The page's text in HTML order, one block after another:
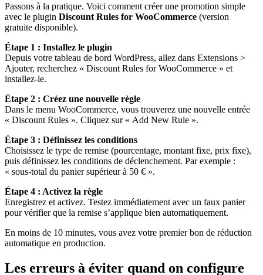
Passons à la pratique. Voici comment créer une promotion simple
avec le plugin Discount Rules for WooCommerce (version
gratuite disponible).
Étape 1 : Installez le plugin
Depuis votre tableau de bord WordPress, allez dans Extensions >
Ajouter, recherchez « Discount Rules for WooCommerce » et
installez-le.
Étape 2 : Créez une nouvelle règle
Dans le menu WooCommerce, vous trouverez une nouvelle entrée
« Discount Rules ». Cliquez sur « Add New Rule ».
Étape 3 : Définissez les conditions
Choisissez le type de remise (pourcentage, montant fixe, prix fixe),
puis définissez les conditions de déclenchement. Par exemple :
« sous-total du panier supérieur à 50 € ».
Étape 4 : Activez la règle
Enregistrez et activez. Testez immédiatement avec un faux panier
pour vérifier que la remise s’applique bien automatiquement.
En moins de 10 minutes, vous avez votre premier bon de réduction
automatique en production.
Les erreurs à éviter quand on configure